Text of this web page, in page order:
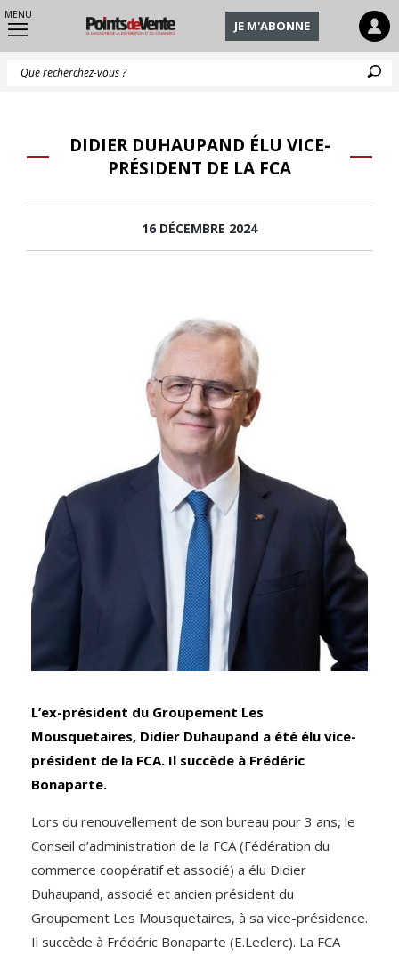
MENU
JE M'ABONNE
DIDIER DUHAUPAND ÉLU VICE-
PRÉSIDENT DE LA FCA
16 DÉCEMBRE 2024
L’ex-président du Groupement Les
Mousquetaires, Didier Duhaupand a été élu vice-
président de la FCA. Il succède à Frédéric
Bonaparte.
Lors du renouvellement de son bureau pour 3 ans, le
Conseil d’administration de la FCA (Fédération du
commerce coopératif et associé) a élu Didier
Duhaupand, associé et ancien président du
Groupement Les Mousquetaires, à sa vice-présidence.
Il succède à Frédéric Bonaparte (E.Leclerc). La FCA